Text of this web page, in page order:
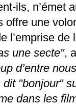
ils, n’émet
offre une
l’emprise de
une secte",
d’entre
"bonjour"
dans les